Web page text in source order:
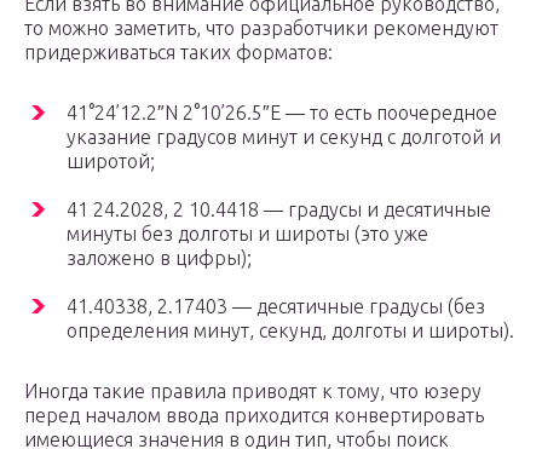
то можно заметить, что разработчики рекомендуют
придерживаться таких форматов:
41°24’12.2″N 2°10’26.5″E — то есть поочередное
указание градусов минут и секунд с долготой и
широтой;
41 24.2028, 2 10.4418 — градусы и десятичные
минуты без долготы и широты (это уже
заложено в цифры);
41.40338, 2.17403 — десятичные градусы (без
определения минут, секунд, долготы и широты).
Иногда такие правила приводят к тому, что юзеру
перед началом ввода приходится конвертировать
имеющиеся значения в один тип, чтобы поиск